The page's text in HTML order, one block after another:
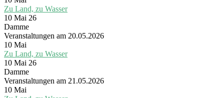
Zu Land, zu Wasser
10 Mai 26
Damme
Veranstaltungen am 20.05.2026
10 Mai
Zu Land, zu Wasser
10 Mai 26
Damme
Veranstaltungen am 21.05.2026
10 Mai